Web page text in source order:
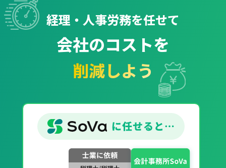
経理・人事労務を任せて
会社のコストを
削減しよう